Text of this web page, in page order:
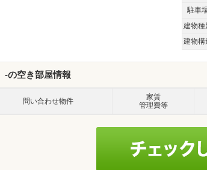
駐車
建物種
建物構
-の空き部屋情報
問い合わせ物件
家賃
管理費等